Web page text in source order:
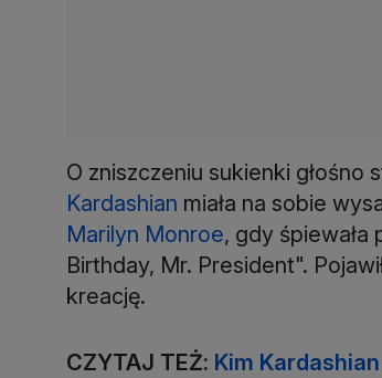
O zniszczeniu sukienki głośno
Kardashian miała na sobie
Marilyn Monroe, gdy śpiewała
Birthday, Mr. President".
kreację.
CZYTAJ TEŻ: Kim